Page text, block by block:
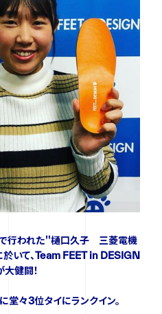
行われた＂樋口久子 三菱電機
於いて、Team FEET in DESIGN
健闘！
々3位タイにランクイン。